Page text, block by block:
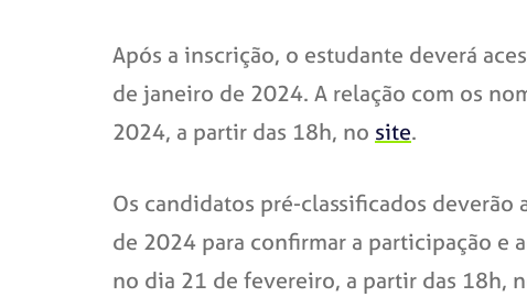
Após a inscrição, o estudante deverá
de janeiro de 2024. A relação com os
2024, a partir das 18h, no site.
Os candidatos pré-classificados deverão
de 2024 para confirmar a participação e
no dia 21 de fevereiro, a partir das 18h,